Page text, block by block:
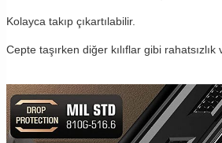
Kolayca takıp çıkartılabilir.
Cepte taşırken diğer kılıflar gibi rahatsızlık